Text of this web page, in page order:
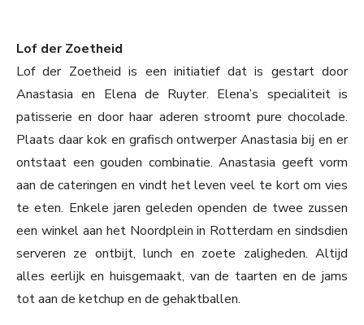
Lof der Zoetheid
Lof der Zoetheid is een initiatief dat is gestart door
Anastasia en Elena de Ruyter. Elena’s specialiteit is
patisserie en door haar aderen stroomt pure chocolade.
Plaats daar kok en grafisch ontwerper Anastasia bij en er
ontstaat een gouden combinatie. Anastasia geeft vorm
aan de cateringen en vindt het leven veel te kort om vies
te eten. Enkele jaren geleden openden de twee zussen
een winkel aan het Noordplein in Rotterdam en sindsdien
serveren ze ontbijt, lunch en zoete zaligheden. Altijd
alles eerlijk en huisgemaakt, van de taarten en de jams
tot aan de ketchup en de gehaktballen.